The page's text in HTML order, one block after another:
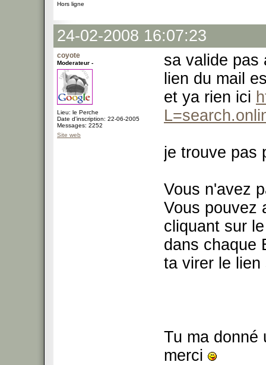
Hors ligne
24-02-2008 16:07:23
coyote
Moderateur -
Lieu: le Perche
Date d'inscription: 22-06-2005
Messages: 2252
Site web
sa valide pas
lien du mail
et ya rien ici
je trouve pas
Vous n'avez
Vous pouvez
cliquant sur
dans chaque
ta virer le
Tu ma donné
merci